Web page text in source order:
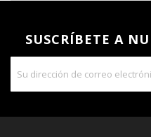
SUSCRÍBETE A